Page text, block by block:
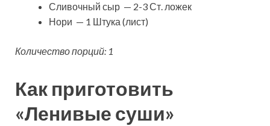
Сливочный сыр — 2-3 Ст. ложек
Нори — 1 Штука (лист)
Количество порций: 1
Как приготовить
«Ленивые суши»